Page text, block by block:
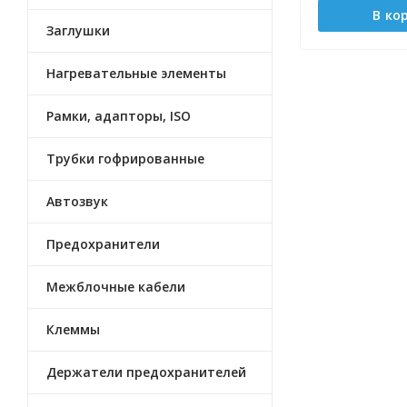
Заглушки
Нагревательные элементы
Рамки, адапторы, ISO
Трубки гофрированные
Автозвук
Предохранители
Межблочные кабели
Клеммы
Держатели предохранителей
В